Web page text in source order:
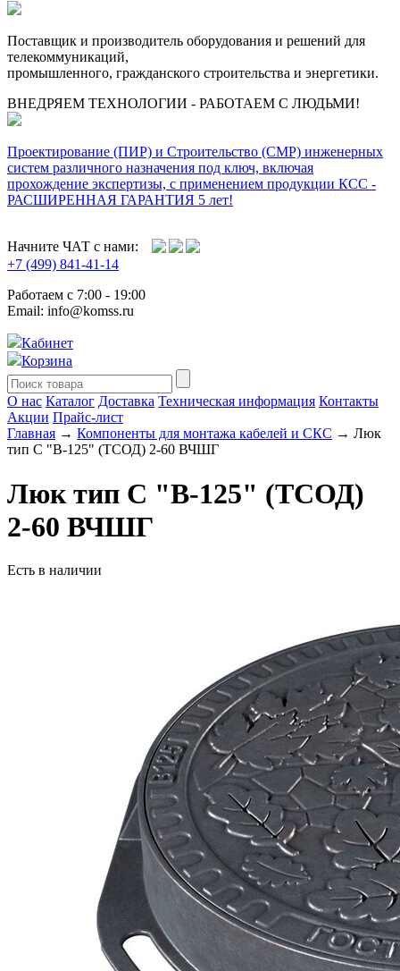
Поставщик и производитель оборудования и решений для
телекоммуникаций,
промышленного, гражданского строительства и энергетики.
ВНЕДРЯЕМ ТЕХНОЛОГИИ - РАБОТАЕМ С ЛЮДЬМИ!
Проектирование (ПИР) и Cтроительство (СМР) инженерных
систем различного назначения под ключ, включая
прохождение экспертизы, с применением продукции КСС -
РАСШИРЕННАЯ ГАРАНТИЯ 5 лет!
Начните ЧАТ с нами:
+7 (499) 841-41-14
Работаем с 7:00 - 19:00
Email: info@komss.ru
Кабинет
Корзина
О нас Каталог Доставка Техническая информация Контакты
Акции Прайс-лист
Главная → Компоненты для монтажа кабелей и СКС → Люк
тип С "В-125" (ТСОД) 2-60 ВЧШГ
Люк тип С "В-125" (ТСОД)
2-60 ВЧШГ
Есть в наличии